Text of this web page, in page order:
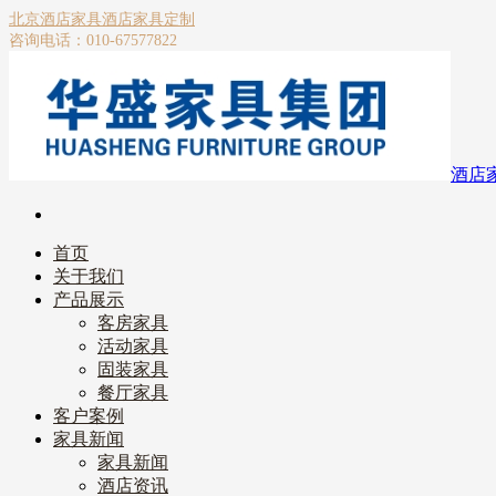
北京酒店家具酒店家具定制
咨询电话：010-67577822
酒店
首页
关于我们
产品展示
客房家具
活动家具
固装家具
餐厅家具
客户案例
家具新闻
家具新闻
酒店资讯